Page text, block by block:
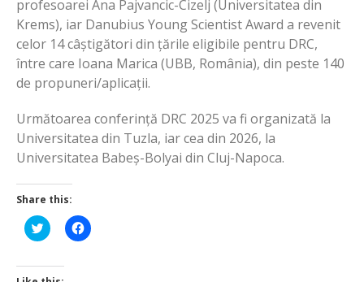
profesoarei Ana Pajvancic-Cizelj (Universitatea din
Krems), iar Danubius Young Scientist Award a revenit
celor 14 câștigători din țările eligibile pentru DRC,
între care Ioana Marica (UBB, România), din peste 140
de propuneri/aplicații.
Următoarea conferință DRC 2025 va fi organizată la
Universitatea din Tuzla, iar cea din 2026, la
Universitatea Babeș-Bolyai din Cluj-Napoca.
Share this:
Click
to
Twitter
(Opens
Click
to